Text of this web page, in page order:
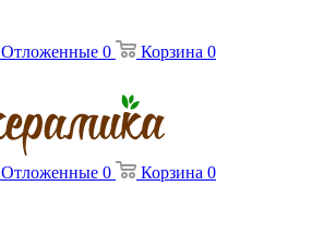
Отложенные 0 Корзина 0
Отложенные 0 Корзина 0